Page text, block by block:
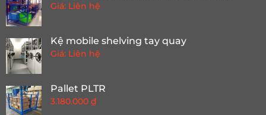
Ứng dụng khi vận hành kệ pallet 2 tầng chứa 1 pallet
Tiện lợi khi để hàng hoá công nghiệp theo tải
Giá: Liên hệ
Kệ mobile shelving tay quay
Giá: Liên hệ
Pallet PLTR
3.180.000 ₫